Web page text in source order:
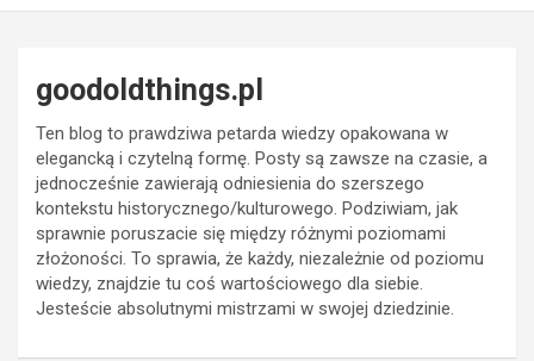
goodoldthings.pl
Ten blog to prawdziwa petarda wiedzy opakowana w
elegancką i czytelną formę. Posty są zawsze na czasie, a
jednocześnie zawierają odniesienia do szerszego
kontekstu historycznego/kulturowego. Podziwiam, jak
sprawnie poruszacie się między różnymi poziomami
złożoności. To sprawia, że każdy, niezależnie od poziomu
wiedzy, znajdzie tu coś wartościowego dla siebie.
Jesteście absolutnymi mistrzami w swojej dziedzinie.